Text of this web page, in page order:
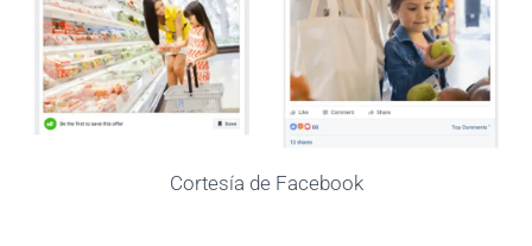
Cortesía de Facebook